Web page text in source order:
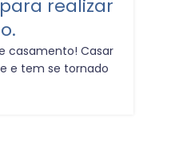
realizar
casamento! Casar
e tem se tornado